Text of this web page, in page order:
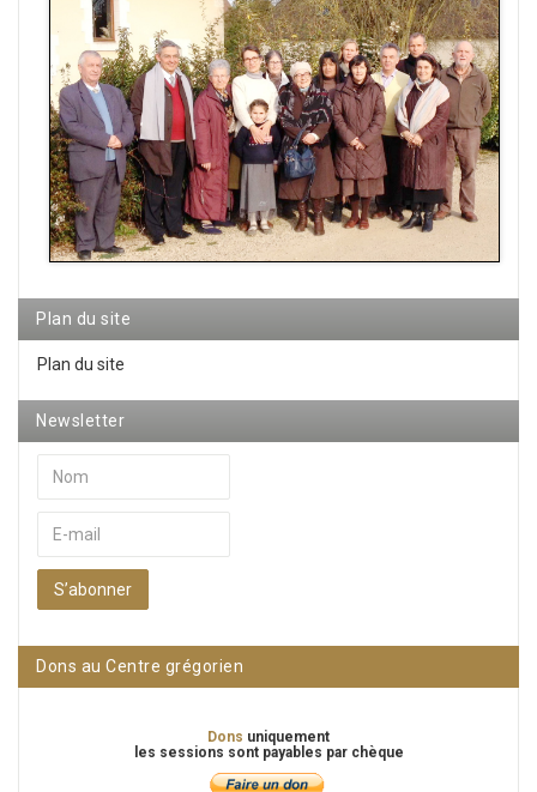
Plan du site
Plan du site
Newsletter
S’abonner
Dons au Centre grégorien
Dons uniquement
les sessions sont payables par chèque